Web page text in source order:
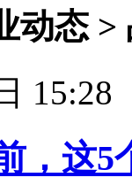
动态 >
15:28
，这5